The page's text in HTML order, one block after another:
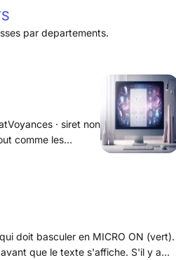
par departements.
· siret non
comme les
mieux.
doit basculer en MICRO ON (vert).
que le texte s'affiche. S'il y a